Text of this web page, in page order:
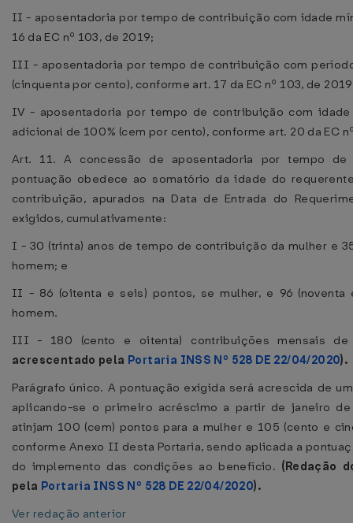
II - aposentadoria por tempo de contribuição com idade
16 da EC nº 103, de 2019;
III - aposentadoria por tempo de contribuição com
(cinquenta por cento), conforme art. 17 da EC nº 103, de
IV - aposentadoria por tempo de contribuição com
adicional de 100% (cem por cento), conforme art. 20 da EC
Art. 11. A concessão de aposentadoria por tempo de
pontuação obedece ao somatório da idade do
contribuição, apurados na Data de Entrada do
exigidos, cumulativamente:
I - 30 (trinta) anos de tempo de contribuição da mulher e
homem; e
II - 86 (oitenta e seis) pontos, se mulher, e 96 (noventa
homem.
III - 180 (cento e oitenta) contribuições mensais
acrescentado pela Portaria INSS Nº 528 DE 22/04/2020).
Parágrafo único. A pontuação exigida será acrescida de
aplicando-se o primeiro acréscimo a partir de janeiro
atinjam 100 (cem) pontos para a mulher e 105 (cento e
conforme Anexo II desta Portaria, sendo aplicada a
do implemento das condições ao benefício. (Redação
pela Portaria INSS Nº 528 DE 22/04/2020).
Ver redação anterior